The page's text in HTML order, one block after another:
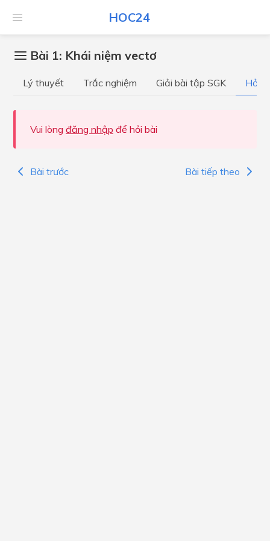
HOC24
Bài 1: Khái niệm vectơ
Lý thuyết Trắc nghiệm Giải bài tập SGK Hỏi
Vui lòng đăng nhập để hỏi bài
Bài trước Bài tiếp theo